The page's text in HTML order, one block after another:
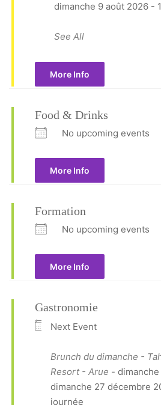
dimanche 9 août 2026 -
See All
More Info
Food & Drinks
No upcoming events
More Info
Formation
No upcoming events
More Info
Gastronomie
Next Event
Brunch du dimanche -
Resort - Arue -
dimanche 27 décembre
journée